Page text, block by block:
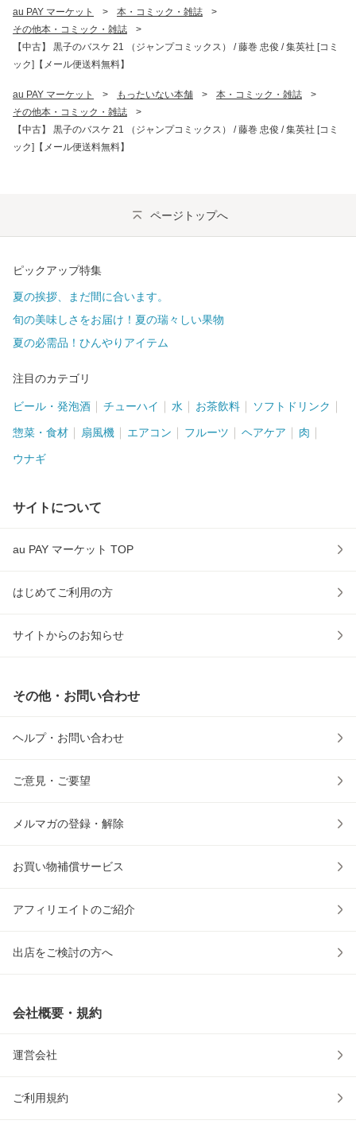
au PAY マーケット > 本・コミック・雑誌
>
その他本・コミック・雑誌
>
【中古】 黒子のバスケ 21 （ジャンプコミックス） / 藤巻 忠俊 / 集英社 [コミ
ック]【メール便送料無料】
au PAY マーケット > もったいない本舗 > 本・コミック・雑誌
>
その他本・コミック・雑誌
>
【中古】 黒子のバスケ 21 （ジャンプコミックス） / 藤巻 忠俊 / 集英社 [コミ
ック]【メール便送料無料】
ページトップへ
ピックアップ特集
夏の挨拶、まだ間に合います。
旬の美味しさをお届け！夏の瑞々しい果物
夏の必需品！ひんやりアイテム
注目のカテゴリ
ビール・発泡酒 チューハイ 水 お茶飲料 ソフトドリンク
惣菜・食材 扇風機 エアコン フルーツ ヘアケア 肉
ウナギ
サイトについて
au PAY マーケット TOP
はじめてご利用の方
サイトからのお知らせ
その他・お問い合わせ
ヘルプ・お問い合わせ
ご意見・ご要望
メルマガの登録・解除
お買い物補償サービス
アフィリエイトのご紹介
出店をご検討の方へ
会社概要・規約
運営会社
ご利用規約